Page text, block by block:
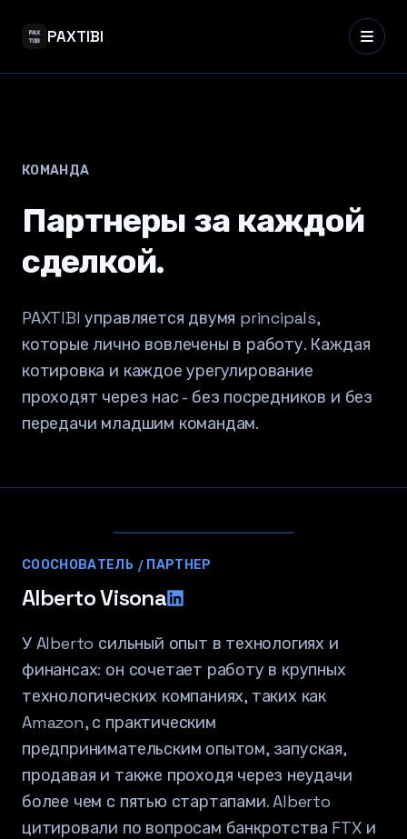
PAXTIBI
КОМАНДА
Партнеры за каждой
сделкой.
PAXTIBI управляется двумя principals,
которые лично вовлечены в работу. Каждая
котировка и каждое урегулирование
проходят через нас - без посредников и без
передачи младшим командам.
СООСНОВАТЕЛЬ / ПАРТНЕР
Alberto Visona
У Alberto сильный опыт в технологиях и
финансах: он сочетает работу в крупных
технологических компаниях, таких как
Amazon, с практическим
предпринимательским опытом, запуская,
продавая и также проходя через неудачи
более чем с пятью стартапами. Alberto
цитировали по вопросам банкротства FTX и